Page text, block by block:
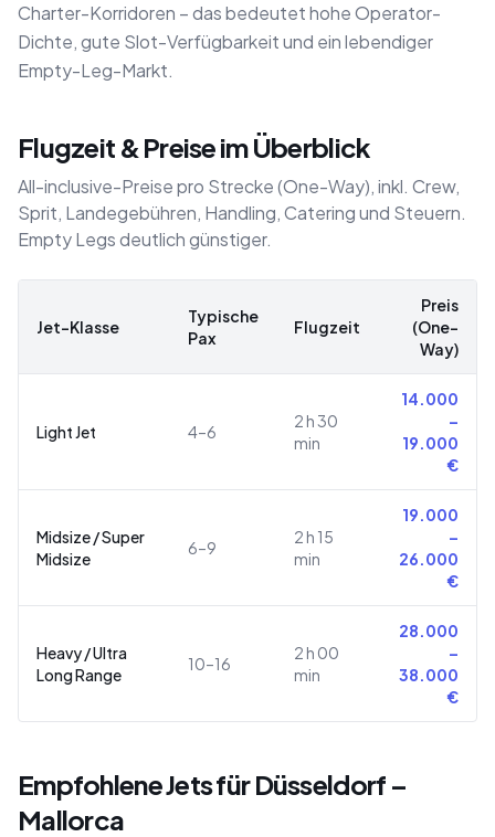
Charter-Korridoren – das bedeutet hohe Operator-
Dichte, gute Slot-Verfügbarkeit und ein lebendiger
Empty-Leg-Markt.
Flugzeit & Preise im Überblick
All-inclusive-Preise pro Strecke (One-Way), inkl. Crew,
Sprit, Landegebühren, Handling, Catering und Steuern.
Empty Legs deutlich günstiger.
Jet-Klasse
Typische
Pax
Flugzeit
Preis
(One-
Way)
Light Jet 4–6
2 h 30
min
14.000
–
19.000
€
Midsize / Super
Midsize
6–9
2 h 15
min
19.000
–
26.000
€
Heavy / Ultra
Long Range
10–16
2 h 00
min
28.000
–
38.000
€
Empfohlene Jets für Düsseldorf –
Mallorca